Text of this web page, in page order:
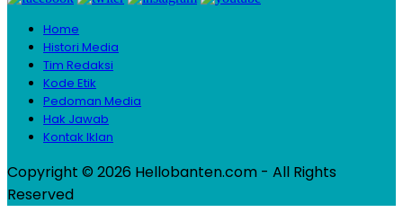
Home
Histori Media
Tim Redaksi
Kode Etik
Pedoman Media
Hak Jawab
Kontak Iklan
Copyright © 2026 Hellobanten.com - All Rights
Reserved